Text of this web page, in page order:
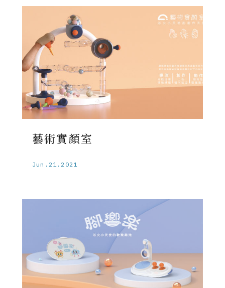
藝術實顏室
Jun.21.2021